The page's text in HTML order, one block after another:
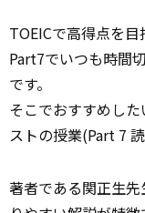
TOEICで高得点を
Part7でいつも時間
です。
そこでおすすめし
ストの授業(Part 7 読
著者である関正生